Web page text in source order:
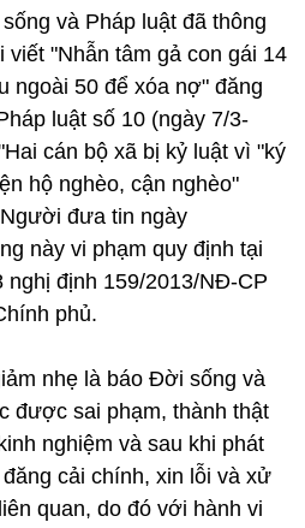
và Pháp luật đã thông
viết "Nhẫn tâm gả con gái 14
ngoài 50 để xóa nợ" đăng
luật số 10 (ngày 7/3-
cán bộ xã bị kỷ luật vì "ký
hộ nghèo, cận nghèo"
đưa tin ngày
này vi phạm quy định tại
nghị định 159/2013/NĐ-CP
phủ.
nhẹ là báo Đời sống và
được sai phạm, thành thật
nghiệm và sau khi phát
cải chính, xin lỗi và xử
quan, do đó với hành vi